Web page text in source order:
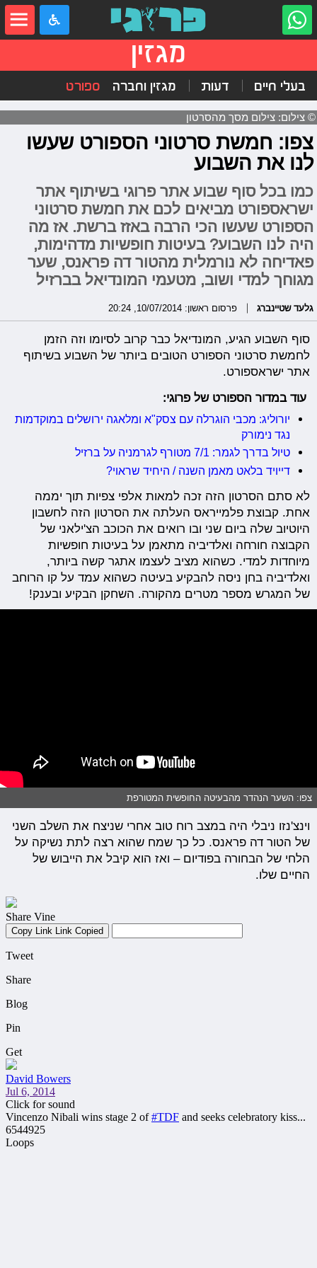
מגזין
בעלי חיים דעות מגזין וחברה ספורט
© צילום: צילום מסך מהסרטון
צפו: חמשת סרטוני הספורט שעשו
לנו את השבוע
כמו בכל סוף שבוע אתר פרוגי בשיתוף אתר
ישראספורט מביאים לכם את חמשת סרטוני
הספורט שעשו הכי הרבה באזז ברשת. אז מה
היה לנו השבוע? בעיטות חופשיות מדהימות,
פאדיחה לא נורמלית מהטור דה פראנס, שער
מגוחך למדי ושוב, מטעמי המונדיאל בברזיל
גלעד שטיינברג פרסום ראשון: 10/07/2014, 20:24
סוף השבוע הגיע, המונדיאל כבר קרוב לסיומו וזה הזמן
לחמשת סרטוני הספורט הטובים ביותר של השבוע בשיתוף
אתר ישראספורט.
עוד במדור הספורט של פרוגי:
יורוליג: מכבי הוגרלה עם צסק"א ומלאגה ירושלים במוקדמות
נגד נימורק
טיול בדרך לגמר: 7/1 מטורף לגרמניה על ברזיל
דייויד בלאט מאמן השנה / היחיד שראוי?
לא סתם הסרטון הזה זכה למאות אלפי צפיות תוך יממה
אחת. קבוצת פלמייראס העלתה את הסרטון הזה לחשבון
היוטיוב שלה ביום שני ובו רואים את הכוכב הצ'ילאני של
הקבוצה חורחה ואלדיביה מתאמן על בעיטות חופשיות
מיוחדות למדי. כשהוא מציב לעצמו אתגר קשה ביותר,
ואלדיביה בחן ניסה להבקיע בעיטה כשהוא עמד על קו הרוחב
של המגרש מספר מטרים מהקורה. השחקן הבקיע ובענק!
צפו: השער הנהדר מהבעיטה החופשית המטורפת
וינצ'נזו ניבלי היה במצב רוח טוב אחרי שניצח את השלב השני
של הטור דה פראנס. כל כך שמח שהוא רצה לתת נשיקה על
הלחי של הבחורה בפודיום – ואז הוא קיבל את הייבוש של
החיים שלו.